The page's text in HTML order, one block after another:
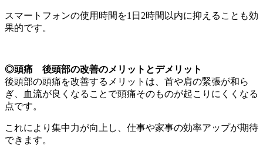
スマートフォンの使用時間を1日2時間以内に抑えることも効
果的です。
◎頭痛 後頭部の改善のメリットとデメリット
後頭部の頭痛を改善するメリットは、首や肩の緊張が和ら
ぎ、血流が良くなることで頭痛そのものが起こりにくくなる
点です。
これにより集中力が向上し、仕事や家事の効率アップが期待
できます。